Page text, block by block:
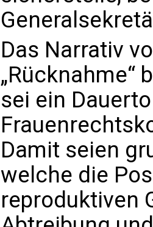
Das Narrativ
„Rücknahme“
sei ein
Damit seien
welche die
reproduktiven